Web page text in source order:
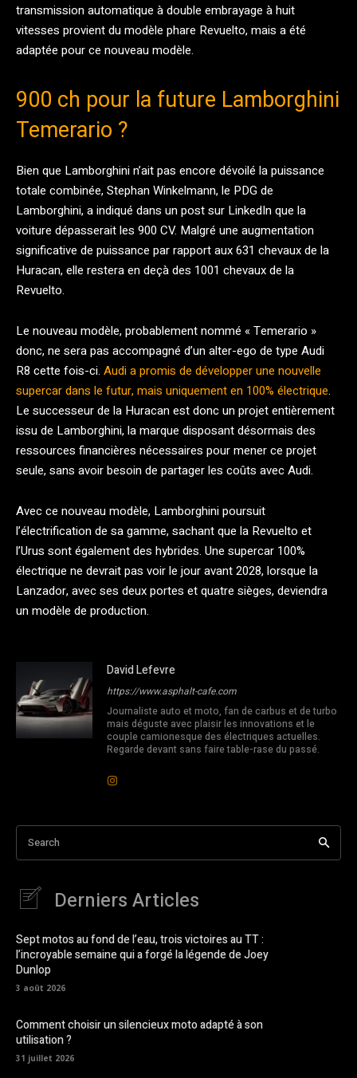
transmission automatique à double embrayage à huit
vitesses provient du modèle phare Revuelto, mais a été
adaptée pour ce nouveau modèle.
900 ch pour la future Lamborghini
Temerario ?
Bien que Lamborghini n’ait pas encore dévoilé la puissance
totale combinée, Stephan Winkelmann, le PDG de
Lamborghini, a indiqué dans un post sur LinkedIn que la
voiture dépasserait les 900 CV. Malgré une augmentation
significative de puissance par rapport aux 631 chevaux de la
Huracan, elle restera en deçà des 1001 chevaux de la
Revuelto.
Le nouveau modèle, probablement nommé « Temerario »
donc, ne sera pas accompagné d’un alter-ego de type Audi
R8 cette fois-ci. Audi a promis de développer une nouvelle
supercar dans le futur, mais uniquement en 100% électrique.
Le successeur de la Huracan est donc un projet entièrement
issu de Lamborghini, la marque disposant désormais des
ressources financières nécessaires pour mener ce projet
seule, sans avoir besoin de partager les coûts avec Audi.
Avec ce nouveau modèle, Lamborghini poursuit
l’électrification de sa gamme, sachant que la Revuelto et
l’Urus sont également des hybrides. Une supercar 100%
électrique ne devrait pas voir le jour avant 2028, lorsque la
Lanzador, avec ses deux portes et quatre sièges, deviendra
un modèle de production.
David Lefevre
https://www.asphalt-cafe.com
Journaliste auto et moto, fan de carbus et de turbo
mais déguste avec plaisir les innovations et le
couple camionesque des électriques actuelles.
Regarde devant sans faire table-rase du passé.
Search
Derniers Articles
Sept motos au fond de l’eau, trois victoires au TT :
l’incroyable semaine qui a forgé la légende de Joey
Dunlop
3 août 2026
Comment choisir un silencieux moto adapté à son
utilisation ?
31 juillet 2026